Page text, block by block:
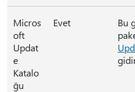
Micros
oft
Updat
e
Katalo
ğu
Evet
Bu